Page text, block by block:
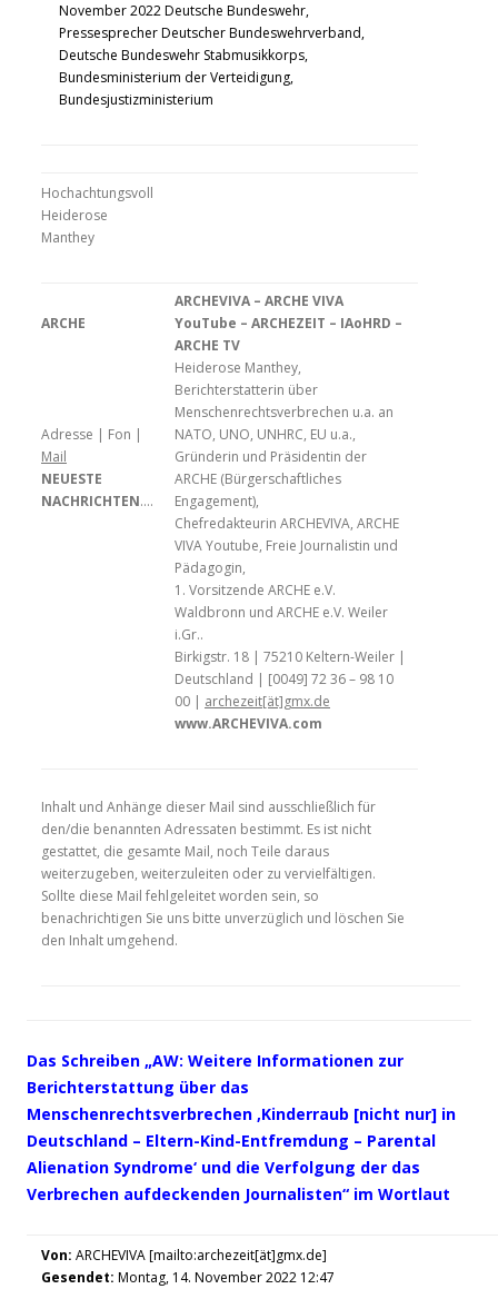
November 2022 Deutsche Bundeswehr,
Pressesprecher Deutscher Bundeswehrverband,
Deutsche Bundeswehr Stabmusikkorps,
Bundesministerium der Verteidigung,
Bundesjustizministerium
Hochachtungsvoll
Heiderose
Manthey
ARCHE
Adresse | Fon |
Mail
NEUESTE
NACHRICHTEN….
ARCHEVIVA – ARCHE VIVA
YouTube – ARCHEZEIT – IAoHRD –
ARCHE TV
Heiderose Manthey,
Berichterstatterin über
Menschenrechtsverbrechen u.a. an
NATO, UNO, UNHRC, EU u.a.,
Gründerin und Präsidentin der
ARCHE (Bürgerschaftliches
Engagement),
Chefredakteurin ARCHEVIVA, ARCHE
VIVA Youtube, Freie Journalistin und
Pädagogin,
1. Vorsitzende ARCHE e.V.
Waldbronn und ARCHE e.V. Weiler
i.Gr..
Birkigstr. 18 | 75210 Keltern-Weiler |
Deutschland | [0049] 72 36 – 98 10
00 | archezeit[ät]gmx.de
www.ARCHEVIVA.com
Inhalt und Anhänge dieser Mail sind ausschließlich für
den/die benannten Adressaten bestimmt. Es ist nicht
gestattet, die gesamte Mail, noch Teile daraus
weiterzugeben, weiterzuleiten oder zu vervielfältigen.
Sollte diese Mail fehlgeleitet worden sein, so
benachrichtigen Sie uns bitte unverzüglich und löschen Sie
den Inhalt umgehend.
Das Schreiben „AW: Weitere Informationen zur
Berichterstattung über das
Menschenrechtsverbrechen ‚Kinderraub [nicht nur] in
Deutschland – Eltern-Kind-Entfremdung – Parental
Alienation Syndrome‘ und die Verfolgung der das
Verbrechen aufdeckenden Journalisten“ im Wortlaut
Von: ARCHEVIVA [mailto:archezeit[ät]gmx.de]
Gesendet: Montag, 14. November 2022 12:47